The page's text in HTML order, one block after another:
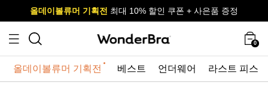
사이즈 무료 교환 서비스
올데이볼류머 기획전 최대 10% 할인 쿠폰 + 사은품 증정
사이즈 무료 교환 서비스
올데이볼류머 기획전
0
올데이볼류머 기획전 베스트 언더웨어 라스트 피스